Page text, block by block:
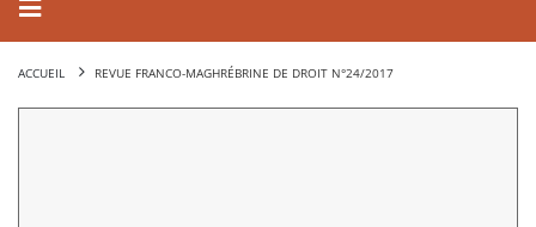
ACCUEIL REVUE FRANCO-MAGHRÉBRINE DE DROIT N°24/2017